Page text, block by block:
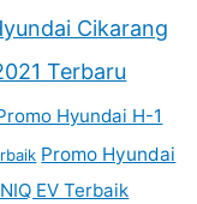
Cikarang
Terbaru
Hyundai H-1
Promo Hyundai
EV Terbaik